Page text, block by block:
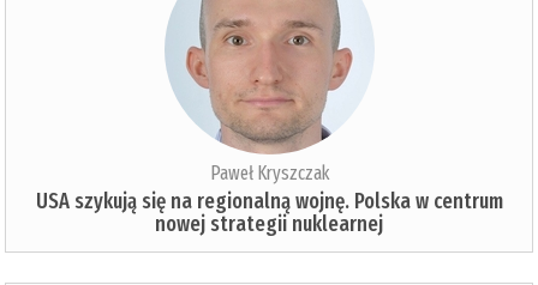
Paweł Kryszczak
USA szykują się na regionalną wojnę. Polska w centrum
nowej strategii nuklearnej